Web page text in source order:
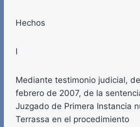
Hechos
I
Mediante testimonio judicial,
febrero de 2007, de la
Juzgado de Primera Instancia
Terrassa en el procedimiento